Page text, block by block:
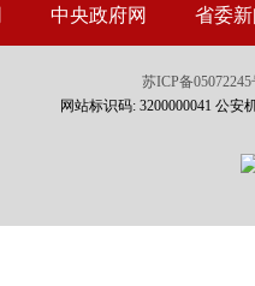
中央政府网 省委
苏ICP备05072245
网站标识码: 3200000041 公安